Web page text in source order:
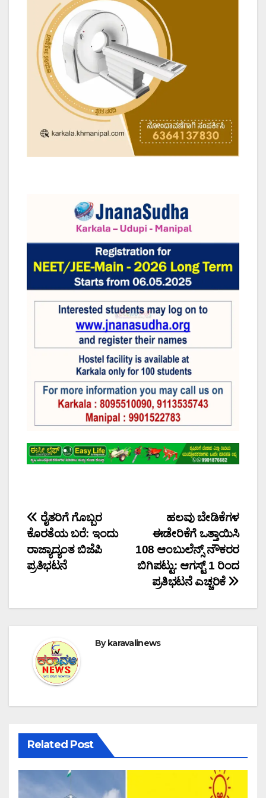
Post
navigation
ಹಲವು ಬೇಡಿಕೆಗಳ
ಈಡೇರಿಕೆಗೆ ಒತ್ತಾಯಿಸಿ
108 ಆಂಬುಲೆನ್ಸ್ ನೌಕರರ
ಬಿಗಿಪಟ್ಟು: ಆಗಸ್ಟ್ 1 ರಿಂದ
ಪ್ರತಿಭಟನೆ ಎಚ್ಚರಿಕೆ
ರೈತರಿಗೆ ಗೊಬ್ಬರ
ಕೊರತೆಯ ಬರೆ: ಇಂದು
ರಾಜ್ಯಾದ್ಯಂತ ಬಿಜೆಪಿ
ಪ್ರತಿಭಟನೆ
Bykaravalinews
Related Post